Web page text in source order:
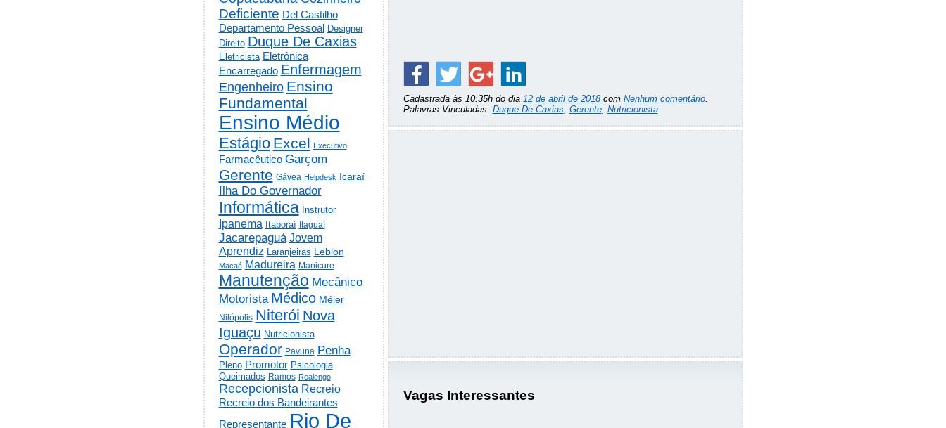
Cadastrada às 10:35h do dia 12 de abril de 2018 com Nenhum comentário.
Palavras Vinculadas: Duque De Caxias, Gerente, Nutricionista
Vagas Interessantes
Deficiente Del Castilho
Departamento Pessoal Designer
Direito Duque De Caxias
Eletricista Eletrônica
Encarregado Enfermagem
Engenheiro Ensino
Fundamental
Ensino Médio
Estágio Excel Executivo
Farmacêutico Garçom
Gerente Gávea Helpdesk Icaraí
Ilha Do Governador
Informática Instrutor
Ipanema Itaboraí Itaguaí
Jacarepaguá Jovem
Aprendiz
Laranjeiras Leblon
Macaé Madureira Manicure
Manutenção Mecânico
Motorista Médico Méier
Nilópolis Niterói Nova
Iguaçu Nutricionista
Operador Pavuna Penha
Pleno Promotor Psicologia
Queimados Ramos Realengo
Recepcionista Recreio
Recreio dos Bandeirantes
Representante Rio De